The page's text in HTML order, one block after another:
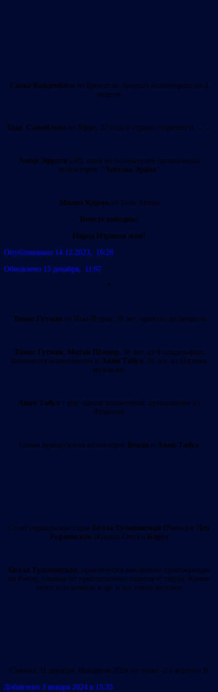
Саска Вайденбаум из Брюсселя, приехал волонтерить на 2
недели
Лада Cамойлова из Яффо, 22 года в стране, турагент и … …
Амир Эфрати (38), один из основателей организации
волонтеров “Ангелы Эрана“
Мааян Кармииз Тель-Авива
Вместе победим!
Народ Израиля жив!
Опубликовано 14.12.2023, 16:26
Обновлено 15 декабря, 11:07
*
Томас Гутманиз Нью-Йорка, 30 лет, приехал до февраля
Томас Гутман, Матан Шамир, 38 лет, из Филадельфии,
занимается маркетингом и Авив Табул, 28 лет, из Парижа,
музыкант
Авив Табул с еще одним волонтером, приехавшим из
Франции
Семья французских волонтеров Вендии Авив Табул
Стоят израильские гиды Белла Тульчинская (Рамле) и Лея
Украинская (Кирьят-Оно) и Барух
Белла Тульчинская, практически ежедневно приезжающая
из Рамле, главная по приготовленю салатов и тхины. Кроме
этого есть немало и др. и все очень вкусное
Снимки 31 декабря. Накануне 2024 на этаже -2 в корпусе B
Добавлено 3 января 2024 в 15:35